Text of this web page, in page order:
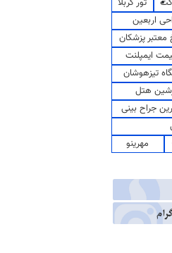
اربعین
پزشکان
ایمپلنت
تیزهوشان
هتل
جراح بینی
مهرینو